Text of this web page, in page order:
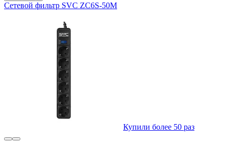
Сетевой фильтр SVC ZC6S-50M
Купили более 50 раз